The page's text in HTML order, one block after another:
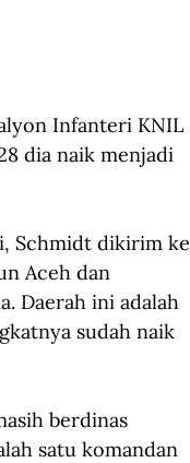
Infanteri KNIL
dia naik menjadi
Schmidt dikirim ke
Aceh dan
Daerah ini adalah
sudah naik
berdinas
satu komandan